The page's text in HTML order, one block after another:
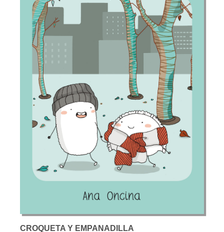
CROQUETA Y EMPANADILLA